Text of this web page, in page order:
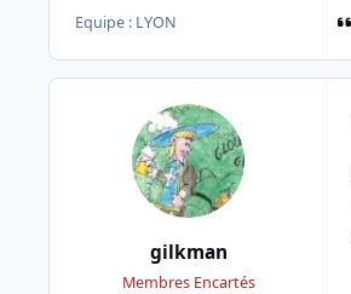
Equipe : LYON
gilkman
Membres Encartés